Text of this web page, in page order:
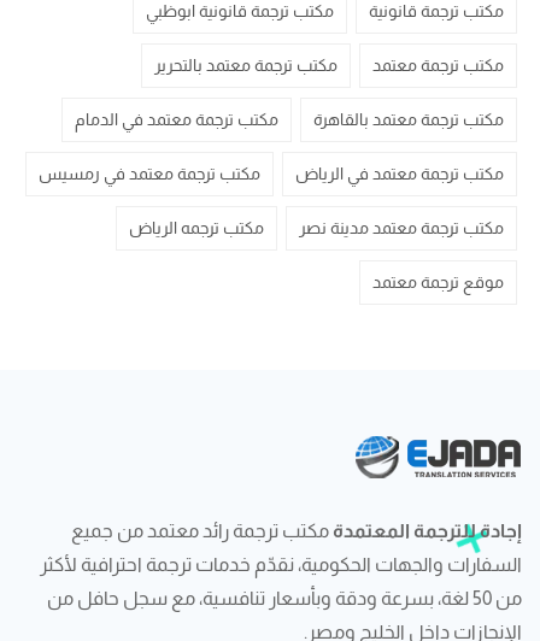
مكتب ترجمة قانونية مكتب ترجمة قانونية ابوظبي
مكتب ترجمة معتمد مكتب ترجمة معتمد بالتحرير
مكتب ترجمة معتمد بالقاهرة مكتب ترجمة معتمد في الدمام
مكتب ترجمة معتمد في الرياض مكتب ترجمة معتمد في رمسيس
مكتب ترجمة معتمد مدينة نصر مكتب ترجمه الرياض
موقع ترجمة معتمد
إجادة للترجمة المعتمدة مكتب ترجمة رائد معتمد من جميع
السفارات والجهات الحكومية، نقدّم خدمات ترجمة احترافية لأكثر
من 50 لغة، بسرعة ودقة وبأسعار تنافسية، مع سجل حافل من
الإنجازات داخل الخليج ومصر.